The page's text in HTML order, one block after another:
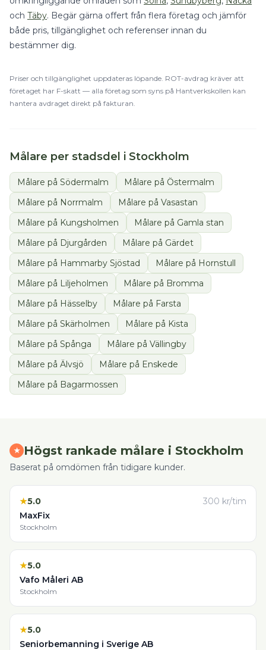
och Täby. Begär gärna offert från flera företag och jämför
både pris, tillgänglighet och referenser innan du
bestämmer dig.
Priser och tillgänglighet uppdateras löpande. ROT-avdrag kräver att
företaget har F-skatt — alla företag som syns på Hantverkskollen kan
hantera avdraget direkt på fakturan.
Målare per stadsdel i Stockholm
Målare på Södermalm Målare på Östermalm
Målare på Norrmalm Målare på Vasastan
Målare på Kungsholmen Målare på Gamla stan
Målare på Djurgården Målare på Gärdet
Målare på Hammarby Sjöstad Målare på Hornstull
Målare på Liljeholmen Målare på Bromma
Målare på Hässelby Målare på Farsta
Målare på Skärholmen Målare på Kista
Målare på Spånga Målare på Vällingby
Målare på Älvsjö Målare på Enskede
Målare på Bagarmossen
★ Högst rankade målare i Stockholm
Baserat på omdömen från tidigare kunder.
★5.0 300 kr/tim
MaxFix
Stockholm
★5.0
Vafo Måleri AB
Stockholm
★5.0
Seniorbemanning i Sverige AB